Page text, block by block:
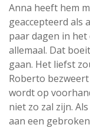
Anna heeft hem
geaccepteerd als
paar dagen in
allemaal. Dat
gaan. Het liefst
Roberto
wordt op
niet zo zal zijn.
aan een